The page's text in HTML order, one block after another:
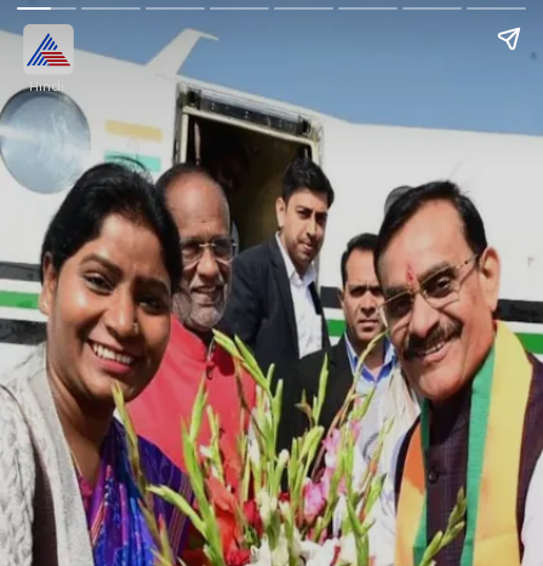
Hindi